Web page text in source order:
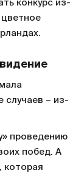
конкурс из-
цветное
случаев – из-
проведению
побед. А
которая